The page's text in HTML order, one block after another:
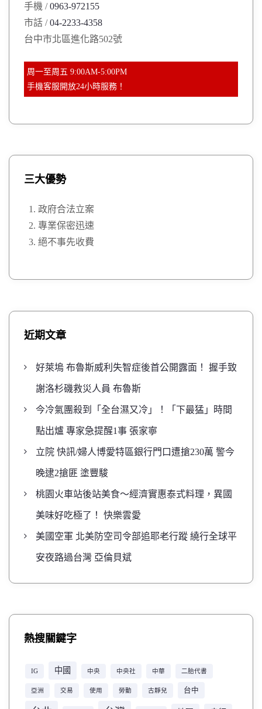
:
手機 /0963-972155
市話 /04-2233-4358
台中市北區進化路502號
周一至周五 9:00AM-5:00PM
手機客服開放24小時服務！
三大優勢
政府合法立案
專業保密迅速
絕不事先收費
近期文章
好萊塢 布魯斯威利失智症後首公開露面！ 握手致
謝洛杉磯救災人員 布魯斯
今冷氣團殺到「全台濕又冷」！「下最猛」時間
點出爐 專家急提醒1事 張家寧
立院 快訊/婦人博愛特區銀行門口遭搶230萬 警今
晚逮2搶匪 塗豐駿
桃園火車站後站美食～經濟實惠泰式料理，異國
美味好吃極了！ 快樂雲愛
美國空軍 北美防空司令部追耶老行蹤 繞行全球平
安夜路過台灣 亞倫貝斌
熱搜關鍵字
IG 中國 中央 中央社 中華 二胎代書
亞洲 交易 使用 勞動 古靜兒 台中